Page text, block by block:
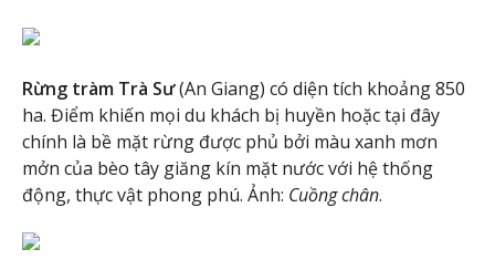
Rừng tràm Trà Sư(An Giang) có diện tích khoảng 850
ha. Điểm khiến mọi du khách bị huyền hoặc tại đây
chính là bề mặt rừng được phủ bởi màu xanh mơn
mởn của bèo tây giăng kín mặt nước với hệ thống
động, thực vật phong phú. Ảnh: Cuồng chân.